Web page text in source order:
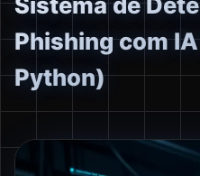
Phishing com
Python)